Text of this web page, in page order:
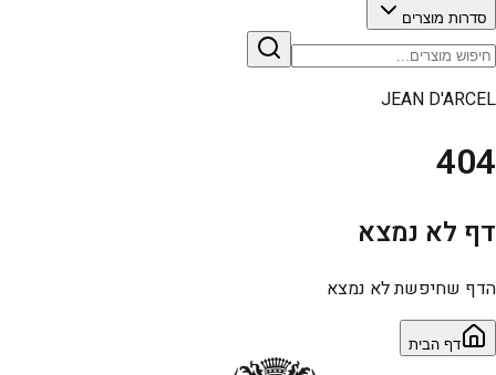
סדרות מוצרים
JEAN D'ARCEL
404
דף לא נמצא
הדף שחיפשת לא נמצא
דף הבית